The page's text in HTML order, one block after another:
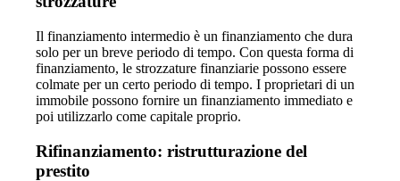
Il finanziamento intermedio è un finanziamento che dura
solo per un breve periodo di tempo. Con questa forma di
finanziamento, le strozzature finanziarie possono essere
colmate per un certo periodo di tempo. I proprietari di un
immobile possono fornire un finanziamento immediato e
poi utilizzarlo come capitale proprio.
Rifinanziamento: ristrutturazione del
prestito